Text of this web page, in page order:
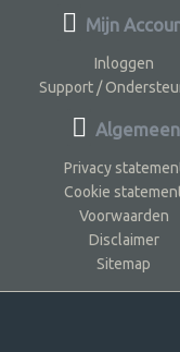
Mijn
Inloggen
Support /
Algemeen
Privacy
Cookie
Voorwaarden
Disclaimer
Sitemap